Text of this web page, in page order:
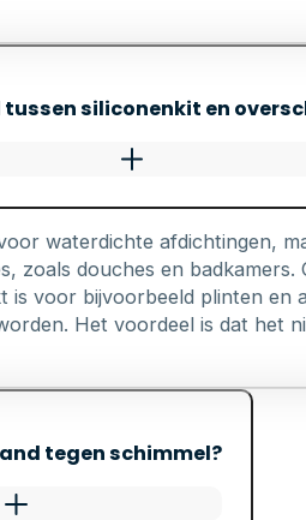
siliconenkit en
waterdichte afdichtingen,
zoals douches en badkamers.
is voor bijvoorbeeld plinten en
Het voordeel is dat het
tegen schimmel?